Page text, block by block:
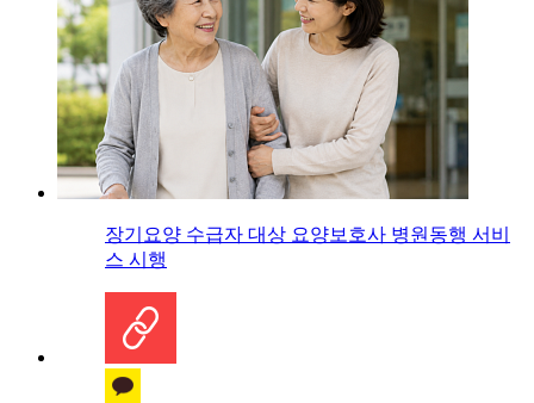
장기요양 수급자 대상 요양보호사 병원동행 서비
스 시행